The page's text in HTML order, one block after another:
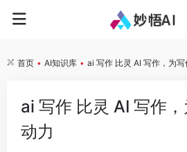
首页 • AI知识库 • ai 写作 比灵 AI 写作，为
ai 写作 比灵 AI 写作
动力